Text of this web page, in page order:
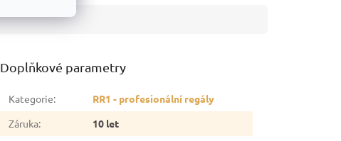
Doplňkové parametry
Kategorie:
RR1 - profesionální regály
Záruka:
10 let